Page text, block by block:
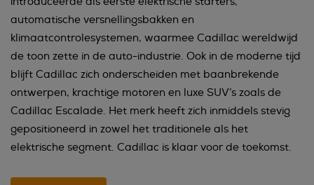
automatische versnellingsbakken en
klimaatcontrolesystemen, waarmee Cadillac wereldwijd
de toon zette in de auto-industrie. Ook in de moderne tijd
blijft Cadillac zich onderscheiden met baanbrekende
ontwerpen, krachtige motoren en luxe SUV’s zoals de
Cadillac Escalade. Het merk heeft zich inmiddels stevig
gepositioneerd in zowel het traditionele als het
elektrische segment. Cadillac is klaar voor de toekomst.